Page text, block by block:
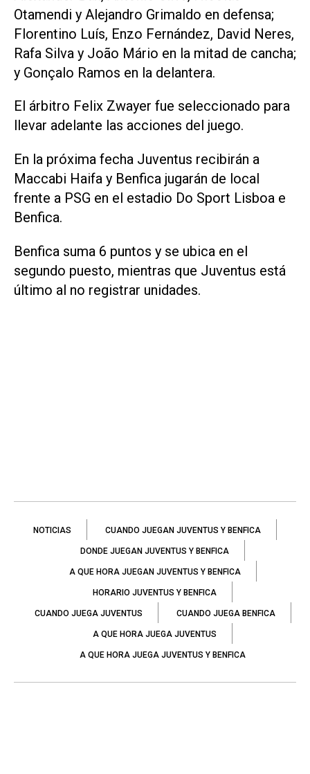
Otamendi y Alejandro Grimaldo en defensa;
Florentino Luís, Enzo Fernández, David Neres,
Rafa Silva y João Mário en la mitad de cancha;
y Gonçalo Ramos en la delantera.
El árbitro Felix Zwayer fue seleccionado para
llevar adelante las acciones del juego.
En la próxima fecha Juventus recibirán a
Maccabi Haifa y Benfica jugarán de local
frente a PSG en el estadio Do Sport Lisboa e
Benfica.
Benfica suma 6 puntos y se ubica en el
segundo puesto, mientras que Juventus está
último al no registrar unidades.
NOTICIAS CUANDO JUEGAN JUVENTUS Y BENFICA
DONDE JUEGAN JUVENTUS Y BENFICA
A QUE HORA JUEGAN JUVENTUS Y BENFICA
HORARIO JUVENTUS Y BENFICA
CUANDO JUEGA JUVENTUS CUANDO JUEGA BENFICA
A QUE HORA JUEGA JUVENTUS
A QUE HORA JUEGA JUVENTUS Y BENFICA